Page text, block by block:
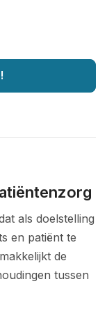
als doelstelling
en patiënt te
de
tussen